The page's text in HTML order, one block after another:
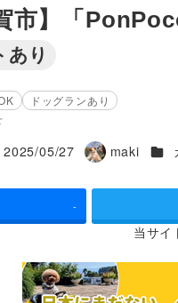
市】「
あり
ドッグランあり
日
2025/05/27
著
maki 施
-
当サイ